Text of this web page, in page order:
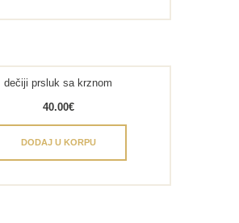
dečiji prsluk sa krznom
40.00€
DODAJ U KORPU